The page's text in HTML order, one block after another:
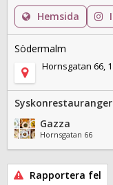
Hemsida
Södermalm
Hornsgatan 66,
Syskonrestauranger
Gazza
Hornsgatan 66
Rapportera fel